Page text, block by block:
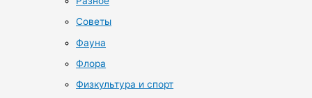
Советы
Фауна
Флора
Физкультура и спорт